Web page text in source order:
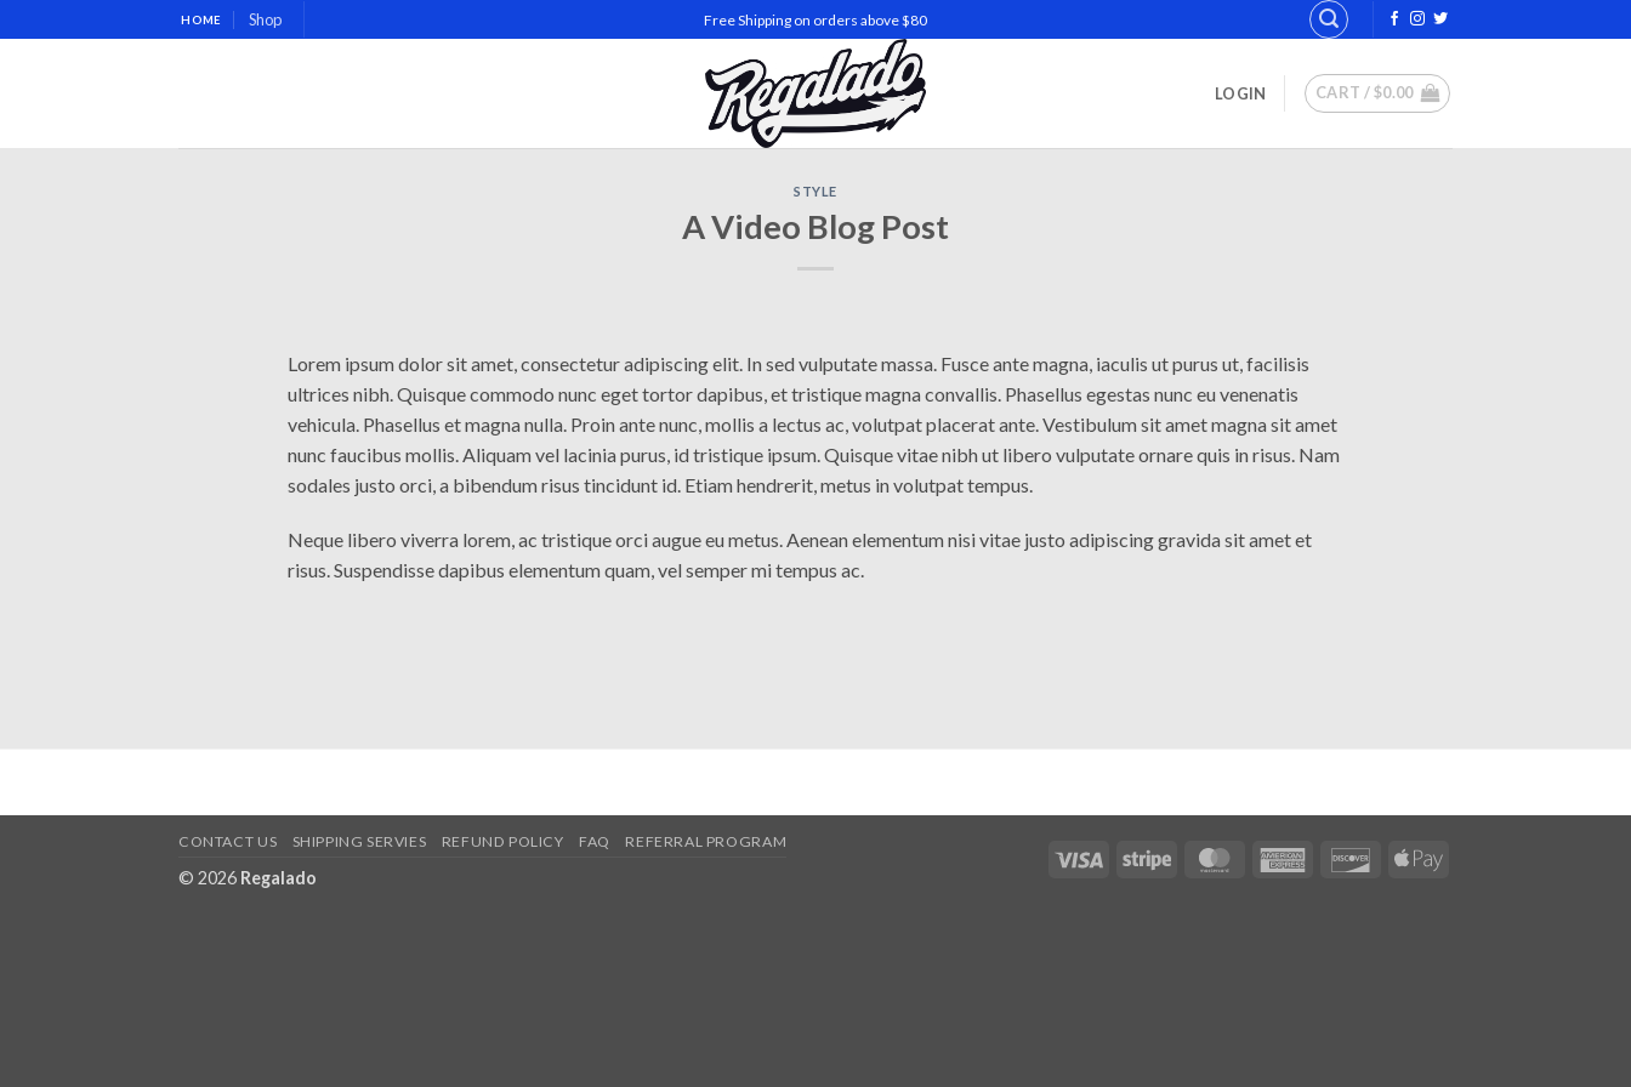
to
HOME Shop Free Shipping on orders above $80
LOGIN CART /$0.00
STYLE
A Video Blog Post
Lorem ipsum dolor sit amet, consectetur adipiscing elit. In sed vulputate massa. Fusce ante magna, iaculis ut purus ut, facilisis
ultrices nibh. Quisque commodo nunc eget tortor dapibus, et tristique magna convallis. Phasellus egestas nunc eu venenatis
vehicula. Phasellus et magna nulla. Proin ante nunc, mollis a lectus ac, volutpat placerat ante. Vestibulum sit amet magna sit amet
nunc faucibus mollis. Aliquam vel lacinia purus, id tristique ipsum. Quisque vitae nibh ut libero vulputate ornare quis in risus. Nam
sodales justo orci, a bibendum risus tincidunt id. Etiam hendrerit, metus in volutpat tempus.
Neque libero viverra lorem, ac tristique orci augue eu metus. Aenean elementum nisi vitae justo adipiscing gravida sit amet et
risus. Suspendisse dapibus elementum quam, vel semper mi tempus ac.
Visa Stripe MasterCardAmerican
DiscoverApple
CONTACT US SHIPPING SERVIES REFUND POLICY FAQ REFERRAL PROGRAM
© 2026 Regalado